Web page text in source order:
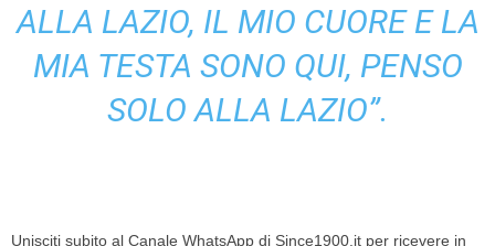
ALLA LAZIO, IL MIO CUORE E LA
MIA TESTA SONO QUI, PENSO
SOLO ALLA LAZIO”.
Unisciti subito al Canale WhatsApp di Since1900.it per ricevere in